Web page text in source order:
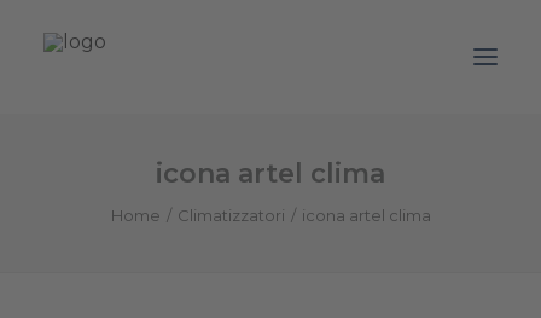
Prodotti
icona artel clima
Home Climatizzatori icona artel clima